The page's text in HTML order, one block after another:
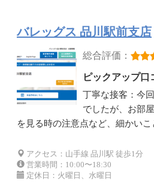
バレッグス 品川駅前支店
総合評価：
ピックアップ口
丁寧な接客：今
でしたが、お部
を見る時の注意点など、細かい
アクセス：山手線 品川駅 徒歩1分
営業時間：10:00〜18:30
定休日：火曜日、水曜日